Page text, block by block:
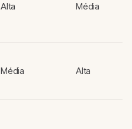
Alta Média
Média Alta